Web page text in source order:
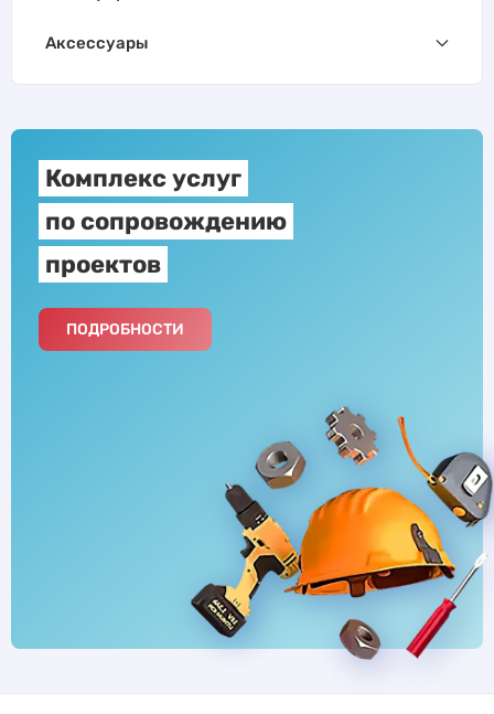
Аксессуары
Комплекс услуг
по сопровождению
проектов
ПОДРОБНОСТИ